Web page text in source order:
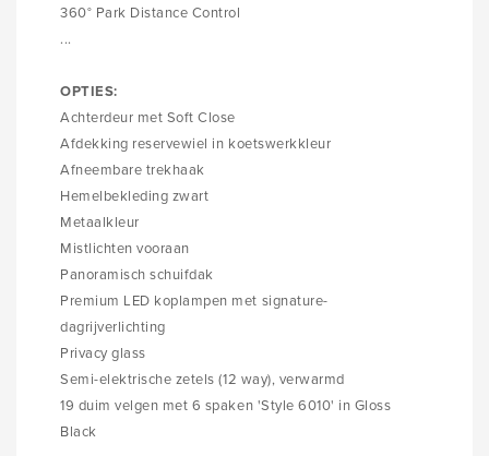
360° Park Distance Control
...
OPTIES:
Achterdeur met Soft Close
Afdekking reservewiel in koetswerkkleur
Afneembare trekhaak
Hemelbekleding zwart
Metaalkleur
Mistlichten vooraan
Panoramisch schuifdak
Premium LED koplampen met signature-
dagrijverlichting
Privacy glass
Semi-elektrische zetels (12 way), verwarmd
19 duim velgen met 6 spaken 'Style 6010' in Gloss
Black